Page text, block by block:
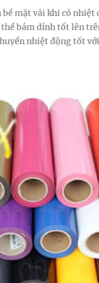
mặt vải khi có nhiệt
bám dính tốt lên
nhiệt động tốt